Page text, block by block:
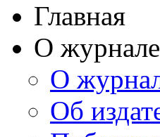
Главная
О журнале
О
Об